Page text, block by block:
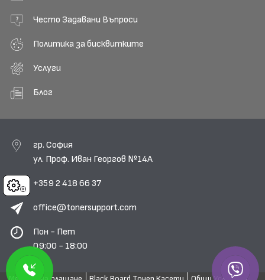
Cookies
Често Задавани Въпроси
Политика за бисквитките
Услуги
Блог
гр. София
ул. Проф. Иван Георгов №14А
+359 2 418 66 37
office@tonersupport.com
Пон - Пет
09:00 - 18:00